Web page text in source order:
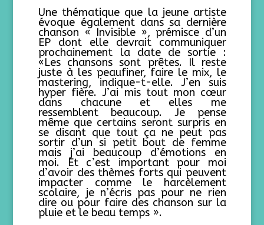
Une thématique que la jeune artiste
évoque également dans sa dernière
chanson « Invisible », prémisce d’un
EP dont elle devrait communiquer
prochainement la date de sortie :
«Les chansons sont prêtes. Il reste
juste à les peaufiner, faire le mix, le
mastering, indique-t-elle. J’en suis
hyper fière. J’ai mis tout mon cœur
dans chacune et elles me
ressemblent beaucoup. Je pense
même que certains seront surpris en
se disant que tout ça ne peut pas
sortir d’un si petit bout de femme
mais j’ai beaucoup d’émotions en
moi. Et c’est important pour moi
d’avoir des thèmes forts qui peuvent
impacter comme le harcèlement
scolaire, je n’écris pas pour ne rien
dire ou pour faire des chanson sur la
pluie et le beau temps ».